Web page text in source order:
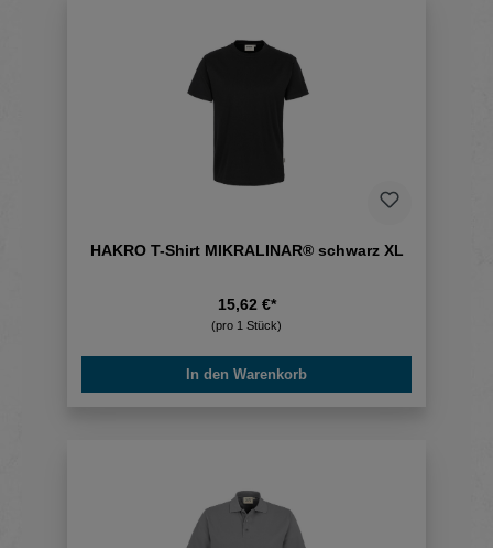
HAKRO T-Shirt MIKRALINAR® schwarz XL
15,62 €*
(pro 1 Stück)
In den Warenkorb